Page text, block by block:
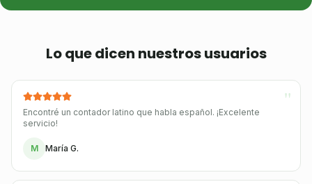
Lo que dicen nuestros usuarios
"
Encontré un contador latino que habla español. ¡Excelente
servicio!
M María G.